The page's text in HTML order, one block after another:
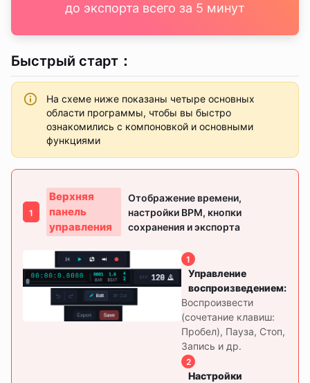
до экспорта всего за 5 минут
Быстрый старт ：
На схеме ниже показаны четыре основных
области программы, чтобы вы быстро
ознакомились с компоновкой и основными
функциями
1
Верхняя
панель
управления
Отображение времени,
настройки BPM, кнопки
сохранения и экспорта
1
Управление
воспроизведением:
Воспроизвести
(сочетание клавиш:
Пробел), Пауза, Стоп,
Запись и др.
2
Настройки